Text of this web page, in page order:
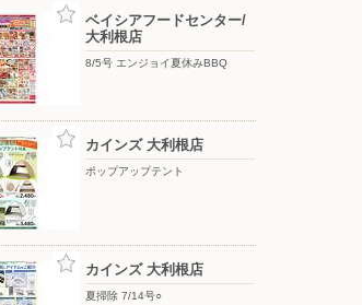
ベイシアフードセンター/
大利根店
8/5号 エンジョイ夏休みBBQ
カインズ 大利根店
ポップアップテント
カインズ 大利根店
夏掃除 7/14号○